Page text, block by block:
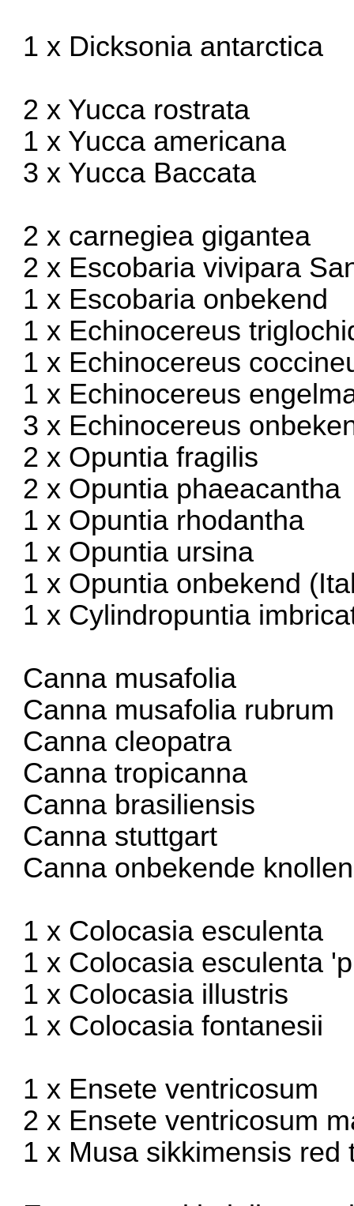
1 x Dicksonia antarctica
2 x Yucca rostrata
1 x Yucca americana
3 x Yucca Baccata
2 x carnegiea gigantea
2 x Escobaria vivipara
1 x Escobaria onbekend
1 x Echinocereus
1 x Echinocereus
1 x Echinocereus
3 x Echinocereus
2 x Opuntia fragilis
2 x Opuntia phaeacantha
1 x Opuntia rhodantha
1 x Opuntia ursina
1 x Opuntia onbekend
1 x Cylindropuntia
Canna musafolia
Canna musafolia rubrum
Canna cleopatra
Canna tropicanna
Canna brasiliensis
Canna stuttgart
Canna onbekende knollen
1 x Colocasia esculenta
1 x Colocasia esculenta
1 x Colocasia illustris
1 x Colocasia fontanesii
1 x Ensete ventricosum
2 x Ensete ventricosum
1 x Musa sikkimensis red